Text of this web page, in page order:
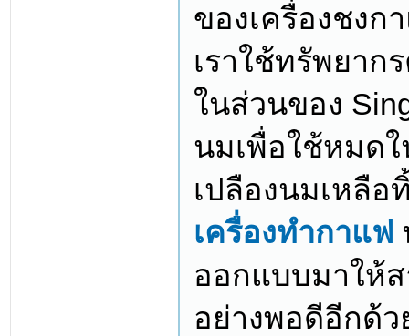
ของเครื่องชงก
เราใช้ทรัพยาก
ในส่วนของ
นมเพื่อใช้หมดใ
เปลืองนมเหลื
เครื่องทำกาแฟ
ออกแบบมาให้ส
อย่างพอดีอีกด้ว